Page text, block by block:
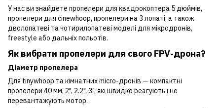
У нас ви знайдете пропелери для квадрокоптера 5 дюймів,
пропелери для cinewhoop, пропелери на 3 лопаті, а також
дволопатеві та чотирилопатеві моделі для мікродронів,
freestyle або дальніх польотів.
Як вибрати пропелери для свого FPV-дрона?
Діаметр пропелера
Для tinywhoop та кімнатних micro-дронів — компактні
пропелери 40 мм, 2", 2.2", 3", які швидко реагують і не
перевантажують мотор.